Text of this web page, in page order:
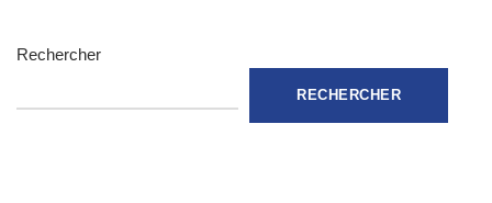
Rechercher
RECHERCHER